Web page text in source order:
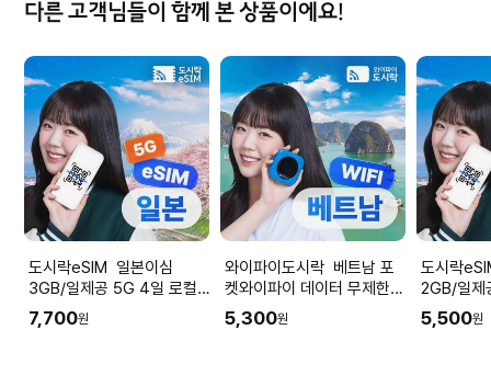
다른 고객님들이 함께 본 상품이에요!
도시락eSIM 일본이심
3GB/일제공 5G 4일 로컬
망 소프트뱅크 도시락eSIM
7,700원
와이파이도시락 베트남 포
켓와이파이 데이터 무제한
다낭 나트랑 공항수령
5,300원
도시락eSIM 일
2GB/일제
망 소프트
5,500원